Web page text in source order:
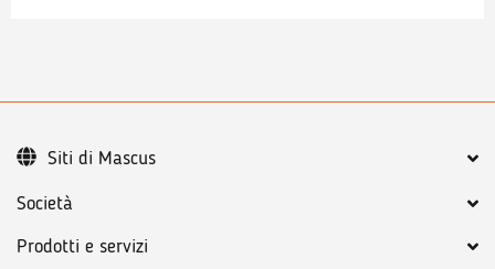
Società
Prodotti e servizi
Siti di Mascus